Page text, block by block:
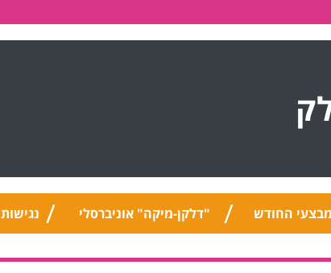
מבצעי החודש "דלקן-מיקה" אוניברסלי נגישות